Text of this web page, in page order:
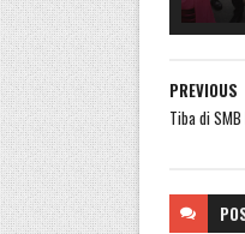
PREVIOUS
Tiba di